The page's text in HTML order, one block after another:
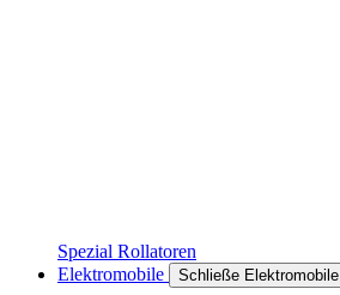
Spezial Rollatoren
Elektromobile
Schließe Elektromobile